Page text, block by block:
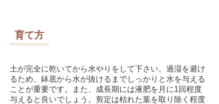
育て方
土が完全に乾いてから水やりをして下さい。過湿を避け
るため、鉢底から水が抜けるまでしっかりと水を与える
ことが重要です。また、成長期には液肥を月に1回程度
与えると良いでしょう。剪定は枯れた葉を取り除く程度